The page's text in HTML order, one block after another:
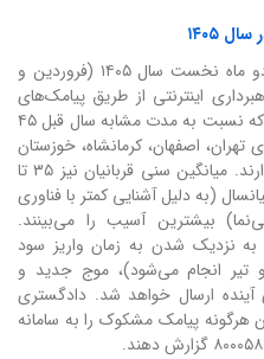
۱۴۰۵
بر اساس گزارش‌های پلیس فتا، طی دو ماه نخست سال ۱۴۰۵ (فروردین و
هزار فقره کلاهبرداری اینترنتی از طریق پیامک‌های
جعلی در سراسر کشور ثبت شده است که نسبت به مدت مشابه سال قبل ۴۵
اصفهان، کرمانشاه، خوزستان
و مازندران بیشترین آمار قربانیان را دارند. میانگین سنی قربانیان نیز ۳۵ تا
(به دلیل آشنایی کمتر با فناوری
بیشترین آسیب را می‌بینند.
به نزدیک شدن به زمان واریز سود
تیر انجام می‌شود)، موج جدید و
آینده ارسال خواهد شد. دادگستری
هرگونه پیامک مشکوک را به سامانه